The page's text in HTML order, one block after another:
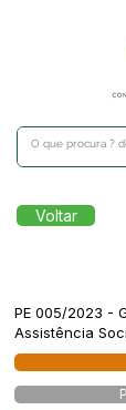
Voltar
PE 005/2023 -
Assistência